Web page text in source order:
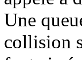
Une
collision